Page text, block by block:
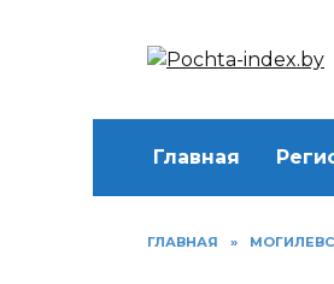
Главная
ГЛАВНАЯ »